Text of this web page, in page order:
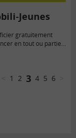
Jeunes
gratuitement
en tout ou partie
1 2 3 4 5 6